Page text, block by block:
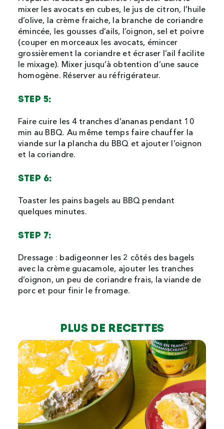
mixer les avocats en cubes, le jus de citron, l’huile
d’olive, la crème fraiche, la branche de coriandre
émincée, les gousses d’ails, l’oignon, sel et poivre
(couper en morceaux les avocats, émincer
grossièrement la coriandre et écraser l’ail facilite
le mixage). Mixer jusqu’à obtention d’une sauce
homogène. Réserver au réfrigérateur.
STEP 5:
Faire cuire les 4 tranches d’ananas pendant 10
min au BBQ. Au même temps faire chauffer la
viande sur la plancha du BBQ et ajouter l’oignon
et la coriandre.
STEP 6:
Toaster les pains bagels au BBQ pendant
quelques minutes.
STEP 7:
Dressage : badigeonner les 2 côtés des bagels
avec la crème guacamole, ajouter les tranches
d’oignon, un peu de coriandre frais, la viande de
porc et pour finir le fromage.
Plus de recettes